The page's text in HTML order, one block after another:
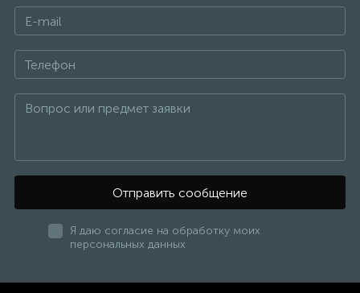
Высокая производительность:Обеспечивают
эффективную работу с различными видами
жидкостей, включая чистые, загрязненные, вязкие
и агрессивные среды.
Надежность и долговечность:
Широкий выбор: Предлагаем насосы разных
Энергоэффективность:Современные технологии
позволяют снизить энергозатраты и
эксплуатационные расходы.
Области применения
подачи и отвода воды в коммерческих и
Отправить сообщение
Я даю согласие на обработку моих
персональных данных